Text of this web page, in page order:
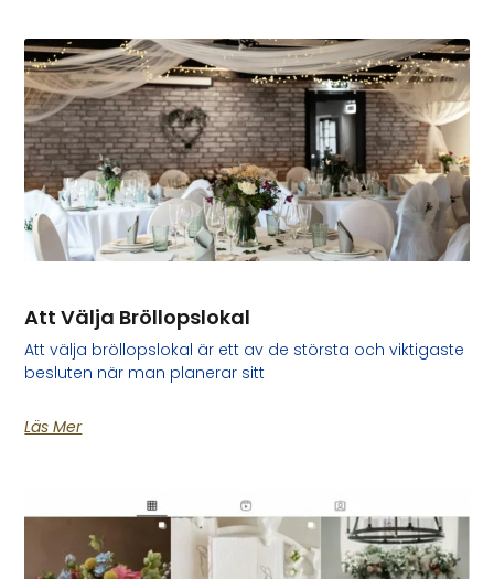
Att Välja Bröllopslokal
Att välja bröllopslokal är ett av de största och viktigaste
besluten när man planerar sitt
Läs Mer